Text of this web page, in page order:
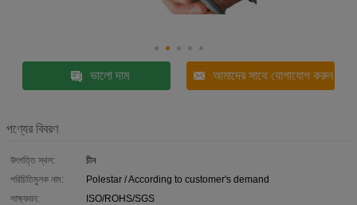
ভালো দাম আমাদের সাথে যোগাযোগ করুন
পণ্যের বিবরণ
উৎপত্তি স্থল:
চীন
পরিচিতিমুলক নাম:
Polestar / According to customer's demand
সাক্ষ্যদান:
ISO/ROHS/SGS